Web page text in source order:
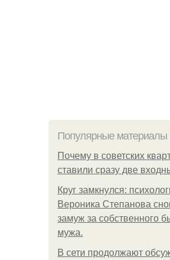
Популярные материалы
Почему в советских
ставили сразу две
Круг замкнулся:
Вероника Степанова
замуж за собственного
мужа.
В сети продолжают